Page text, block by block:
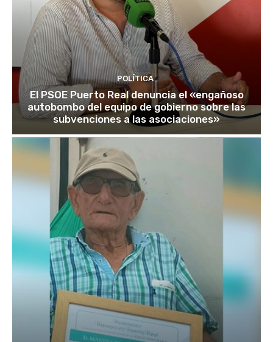
POLÍTICA
El PSOE Puerto Real denuncia el «engañoso
autobombo del equipo de gobierno sobre las
subvenciones a las asociaciones»